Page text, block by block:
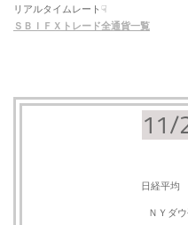
リアルタイムレート☟
ＳＢＩＦＸトレード全通貨一覧
11/
日経平均
ＮＹダ